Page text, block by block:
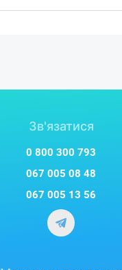
Зв'язатися
0 800 300 793
067 005 08 48
067 005 13 56